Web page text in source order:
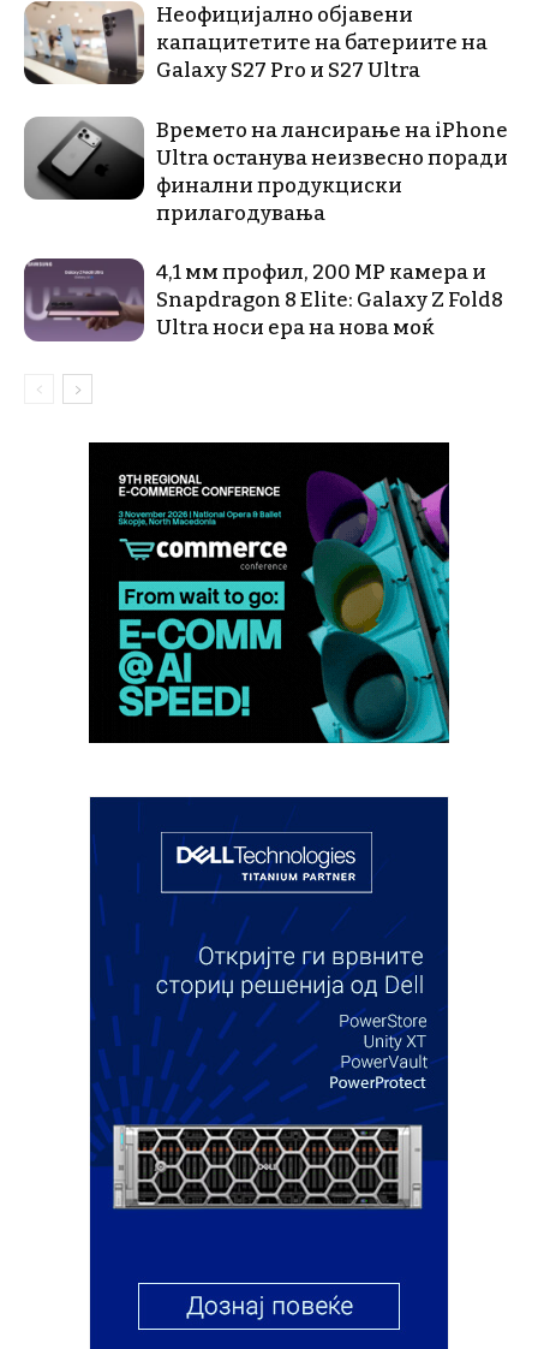
Неофицијално објавени
капацитетите на батериите на
Galaxy S27 Pro и S27 Ultra
Времето на лансирање на iPhone
Ultra останува неизвесно поради
финални продукциски
прилагодувања
4,1 мм профил, 200 MP камера и
Snapdragon 8 Elite: Galaxy Z Fold8
Ultra носи ера на нова моќ